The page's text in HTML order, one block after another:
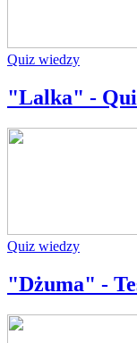
Quiz wiedzy
"Lalka" -
Quiz wiedzy
"Dżuma" -